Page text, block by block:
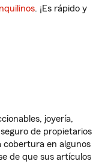
. ¡Es rápido y
joyería,
de propietarios
cobertura en algunos
de que sus artículos